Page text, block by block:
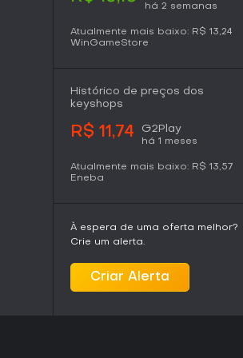
mundo atmosférico de extensões geladas,
austeros. O design de som incorpora
ambientes que reforçam a sensação de
com forte vínculo cultural costuma
O design dos quebra-cabeças incentiva
profundidade rara no gênero. Jogadores
de controle ou trechos mais simples de
focados em narrativa. Disponível para PC,
ou controle. No geral, atrai mais quem
há 2 semanas
Atualmente mais baixo: R$ 13,24
WinGameStore
Histórico de preços dos
keyshops
R$ 11,74 G2Play
há 1 meses
Atualmente mais baixo: R$ 13,57
Eneba
À espera de uma oferta melhor?
Crie um alerta.
Criar Alerta